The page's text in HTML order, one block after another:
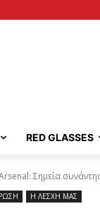
RED GLASSES
Σημεία
Η ΛΕΣΧΗ ΜΑΣ